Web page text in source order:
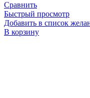
Сравнить
Быстрый просмотр
Добавить в список
Количество
В корзину